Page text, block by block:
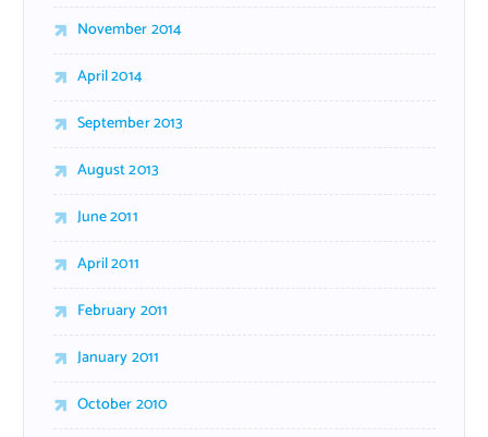
November 2014
April 2014
September 2013
August 2013
June 2011
April 2011
February 2011
January 2011
October 2010